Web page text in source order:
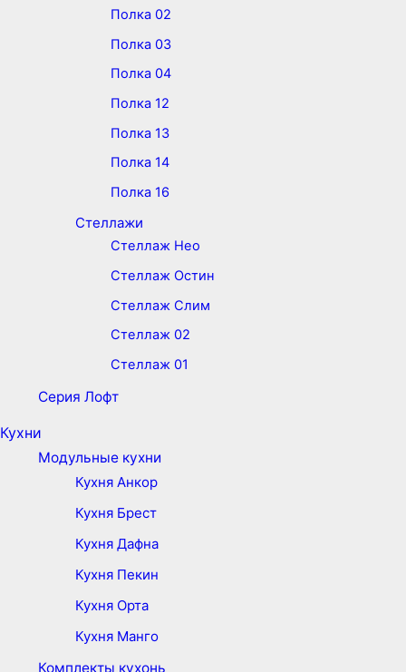
Полка 02
Полка 03
Полка 04
Полка 12
Полка 13
Полка 14
Полка 16
Стеллажи
Стеллаж Нео
Стеллаж Остин
Стеллаж Слим
Стеллаж 02
Стеллаж 01
Серия Лофт
Кухни
Модульные кухни
Кухня Анкор
Кухня Брест
Кухня Дафна
Кухня Пекин
Кухня Орта
Кухня Манго
Комплекты кухонь